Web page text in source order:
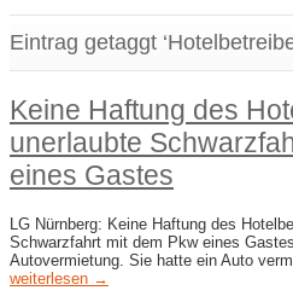
Eintrag getaggt
Keine Haftung des
unerlaubte
eines Gastes
LG Nürnberg: Keine Haftung des
Schwarzfahrt mit dem Pkw eines
Autovermietung. Sie hatte ein Auto
weiterlesen →